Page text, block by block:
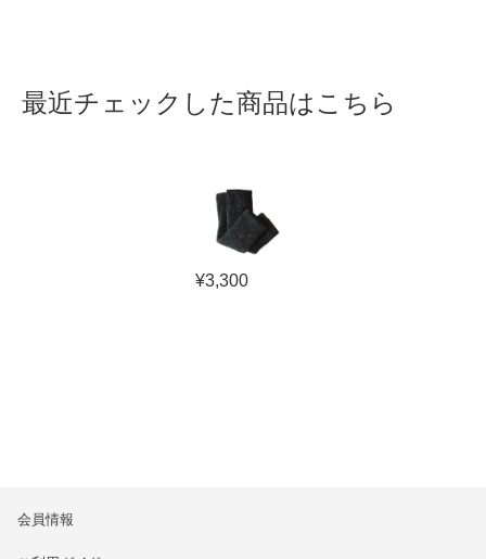
最近チェックした商品はこちら
¥3,300
会員情報